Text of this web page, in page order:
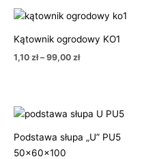
Kątownik ogrodowy KO1
1,10 zł – 99,00 zł
Zakres
od
1,10 zł
do
Podstawa słupa „U” PU5
50x60x100